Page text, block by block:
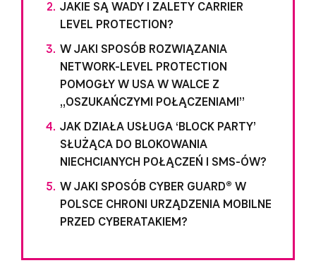
JAKIE SĄ WADY I ZALETY CARRIER
LEVEL PROTECTION?
W JAKI SPOSÓB ROZWIĄZANIA
NETWORK-LEVEL PROTECTION
POMOGŁY W USA W WALCE Z
„OSZUKAŃCZYMI POŁĄCZENIAMI”
JAK DZIAŁA USŁUGA ‘BLOCK PARTY’
SŁUŻĄCA DO BLOKOWANIA
NIECHCIANYCH POŁĄCZEŃ I SMS-ÓW?
W JAKI SPOSÓB CYBER GUARD® W
POLSCE CHRONI URZĄDZENIA MOBILNE
PRZED CYBERATAKIEM?